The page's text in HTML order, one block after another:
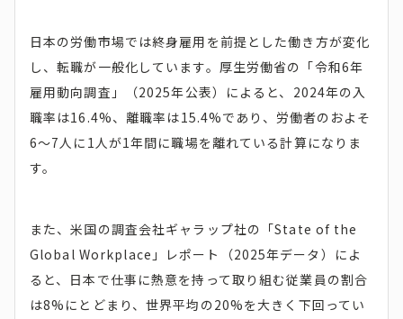
日本の労働市場では終身雇用を前提とした働き方が変化
し、転職が一般化しています。厚生労働省の「令和6年
雇用動向調査」（2025年公表）によると、2024年の入
職率は16.4%、離職率は15.4%であり、労働者のおよそ
6〜7人に1人が1年間に職場を離れている計算になりま
す。
また、米国の調査会社ギャラップ社の「State of the
Global Workplace」レポート（2025年データ）によ
ると、日本で仕事に熱意を持って取り組む従業員の割合
は8%にとどまり、世界平均の20%を大きく下回ってい